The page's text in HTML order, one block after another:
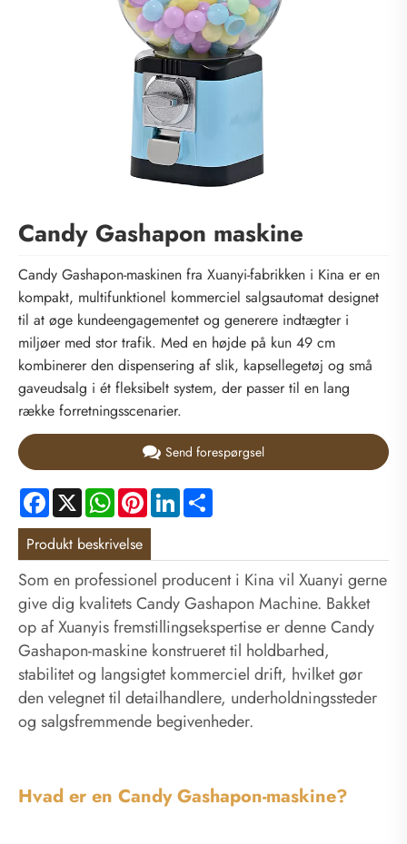
Candy Gashapon maskine
Candy Gashapon-maskinen fra Xuanyi-fabrikken i Kina er en
kompakt, multifunktionel kommerciel salgsautomat designet
til at øge kundeengagementet og generere indtægter i
miljøer med stor trafik. Med en højde på kun 49 cm
kombinerer den dispensering af slik, kapsellegetøj og små
gaveudsalg i ét fleksibelt system, der passer til en lang
række forretningsscenarier.
Send forespørgsel
Facebook
X WhatsApp
PinterestLinkedIn
Produkt beskrivelse
Som en professionel producent i Kina vil Xuanyi gerne
give dig kvalitets Candy Gashapon Machine. Bakket
op af Xuanyis fremstillingsekspertise er denne Candy
Gashapon-maskine konstrueret til holdbarhed,
stabilitet og langsigtet kommerciel drift, hvilket gør
den velegnet til detailhandlere, underholdningssteder
og salgsfremmende begivenheder.
Hvad er en Candy Gashapon-maskine?